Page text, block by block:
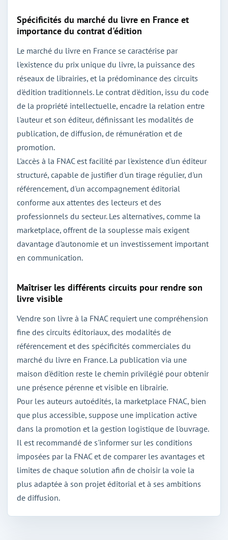
Spécificités du marché du livre en France et
importance du contrat d'édition
Le marché du livre en France se caractérise par
l'existence du prix unique du livre, la puissance des
réseaux de librairies, et la prédominance des circuits
d'édition traditionnels. Le contrat d'édition, issu du code
de la propriété intellectuelle, encadre la relation entre
l'auteur et son éditeur, définissant les modalités de
publication, de diffusion, de rémunération et de
promotion.
L'accès à la FNAC est facilité par l'existence d'un éditeur
structuré, capable de justifier d'un tirage régulier, d'un
référencement, d'un accompagnement éditorial
conforme aux attentes des lecteurs et des
professionnels du secteur. Les alternatives, comme la
marketplace, offrent de la souplesse mais exigent
davantage d'autonomie et un investissement important
en communication.
Maîtriser les différents circuits pour rendre son
livre visible
Vendre son livre à la FNAC requiert une compréhension
fine des circuits éditoriaux, des modalités de
référencement et des spécificités commerciales du
marché du livre en France. La publication via une
maison d'édition reste le chemin privilégié pour obtenir
une présence pérenne et visible en librairie.
Pour les auteurs autoédités, la marketplace FNAC, bien
que plus accessible, suppose une implication active
dans la promotion et la gestion logistique de l'ouvrage.
Il est recommandé de s'informer sur les conditions
imposées par la FNAC et de comparer les avantages et
limites de chaque solution afin de choisir la voie la
plus adaptée à son projet éditorial et à ses ambitions
de diffusion.